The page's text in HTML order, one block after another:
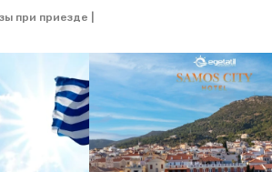
при приезде |